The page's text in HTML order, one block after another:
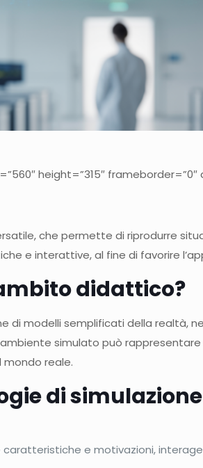
height=”315″
che permette di riprodurre
e interattive, al fine di favorire
didattico?
di modelli semplificati della realtà,
simulato può
mondo reale.
di
e motivazioni,